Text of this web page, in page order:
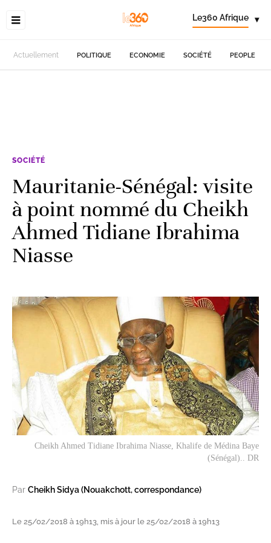
Le360 Afrique ▾
Actuellement POLITIQUE ECONOMIE SOCIÉTÉ PEOPLE
SOCIÉTÉ
Mauritanie-Sénégal: visite
à point nommé du Cheikh
Ahmed Tidiane Ibrahima
Niasse
Cheikh Ahmed Tidiane Ibrahima Niasse, Khalife de Médina Baye
(Sénégal).. DR
Par Cheikh Sidya (Nouakchott, correspondance)
Le 25/02/2018 à 19h13, mis à jour le 25/02/2018 à 19h13